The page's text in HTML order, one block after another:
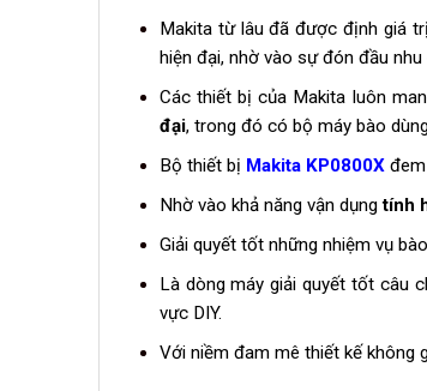
Makita từ lâu đã được định giá
hiện đại, nhờ vào sự đón đầu
Các thiết bị của Makita luôn
đại, trong đó có bộ máy bào
Bộ thiết bị Makita KP0800Xđem
Nhờ vào khả năng vận dụngtính
Giải quyết tốt những nhiệm vụ
Là dòng máy giải quyết tốt câu
vực DIY.
Với niềm đam mê thiết kế không